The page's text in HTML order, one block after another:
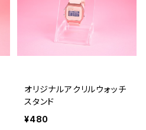
オリジナルアクリルウォッチ
スタンド
¥480